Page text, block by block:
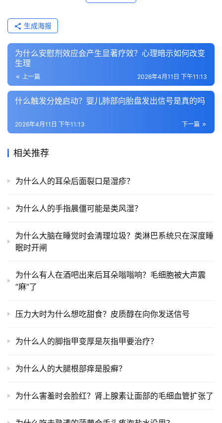
生成海报
为什么安慰剂效应会产生显著疗效？心理暗示如何改变
生理
上一篇 2026年4月11日 下午11:13
什么触发分娩启动？婴儿肺部向胎盘发出信号是真的吗
下一篇
2026年4月11日 下午11:13
相关推荐
为什么人的耳朵后面裂口是湿疹？
为什么人的手指晨僵可能是类风湿？
为什么大脑在睡觉时会清理垃圾？类淋巴系统只在深度睡
眠时开闸
为什么有人在酒吧出来后耳朵嗡嗡响？毛细胞被大声震
“麻”了
压力大时为什么想吃甜食？皮质醇在向你发送信号
为什么人的脚指甲变厚是灰指甲要治疗？
为什么人的大腿根部痒是股癣？
为什么害羞时会脸红？肾上腺素让面部的毛细血管扩张了